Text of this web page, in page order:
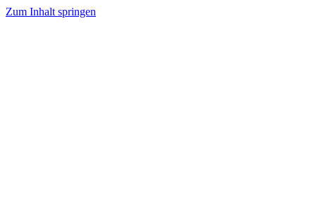
Zum Inhalt springen